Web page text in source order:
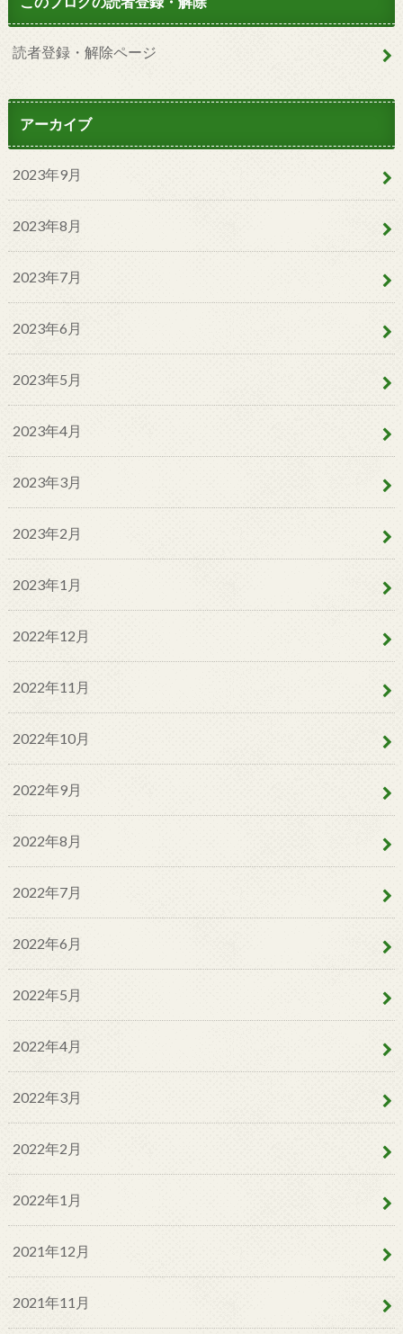
読者登録・解除ページ
アーカイブ
2023年9月
2023年8月
2023年7月
2023年6月
2023年5月
2023年4月
2023年3月
2023年2月
2023年1月
2022年12月
2022年11月
2022年10月
2022年9月
2022年8月
2022年7月
2022年6月
2022年5月
2022年4月
2022年3月
2022年2月
2022年1月
2021年12月
2021年11月